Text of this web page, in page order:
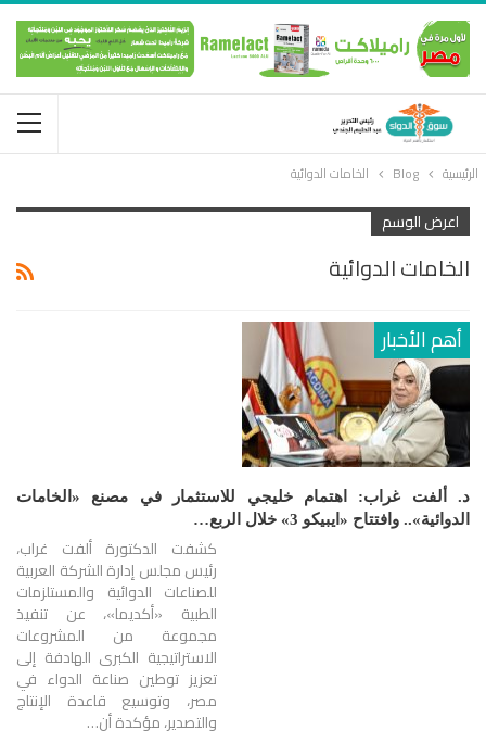
الرئيسية Blog الخامات الدوائية
اعرض الوسم
الخامات الدوائية
أهم الأخبار
د. ألفت غراب: اهتمام خليجي للاستثمار في مصنع «الخامات
الدوائية».. وافتتاح «ايبيكو 3» خلال الربع…
كشفت الدكتورة ألفت غراب،
رئيس مجلس إدارة الشركة العربية
للصناعات الدوائية والمستلزمات
الطبية «أكديما»، عن تنفيذ
مجموعة من المشروعات
الاستراتيجية الكبرى الهادفة إلى
تعزيز توطين صناعة الدواء في
مصر، وتوسيع قاعدة الإنتاج
والتصدير، مؤكدة أن…